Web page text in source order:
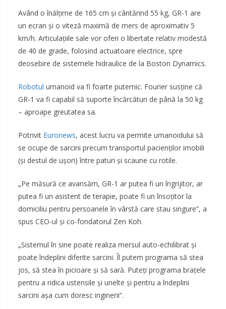
Având o înălțime de 165 cm și cântărind 55 kg, GR-1 are
un ecran și o viteză maximă de mers de aproximativ 5
km/h. Articulațiile sale vor oferi o libertate relativ modestă
de 40 de grade, folosind actuatoare electrice, spre
deosebire de sistemele hidraulice de la Boston Dynamics.
Robotul umanoid va fi foarte puternic. Fourier susține că
GR-1 va fi capabil să suporte încărcături de până la 50 kg
– aproape greutatea sa.
Potrivit Euronews, acest lucru va permite umanoidului să
se ocupe de sarcini precum transportul pacienților imobili
(și destul de ușori) între paturi și scaune cu rotile.
„Pe măsură ce avansăm, GR-1 ar putea fi un îngrijitor, ar
putea fi un asistent de terapie, poate fi un însoțitor la
domiciliu pentru persoanele în vârstă care stau singure”, a
spus CEO-ul și co-fondatorul Zen Koh.
„Sistemul în sine poate realiza mersul auto-echilibrat și
poate îndeplini diferite sarcini. Îl putem programa să stea
jos, să stea în picioare și să sară. Puteți programa brațele
pentru a ridica ustensile și unelte și pentru a îndeplini
sarcini așa cum doresc inginerii”.